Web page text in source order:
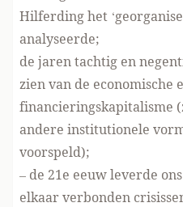
Hilferding het
analyseerde;
de jaren tachtig en
zien van de economische
financieringskapitalisme
andere institutionele
voorspeld);
– de 21e eeuw leverde
elkaar verbonden